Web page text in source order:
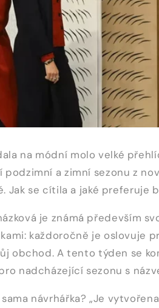
na módní molo velké
a zimní sezonu z
Jak se cítila a jaké preferuje
je známá především
každoročně je oslovuje
obchod. A tento týden se
nadcházející sezonu s
návrhářka? „Je